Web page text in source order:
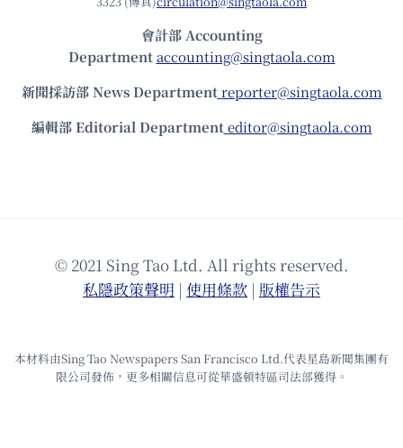
會計部 Accounting
Department accounting@singtaola.com
新聞採訪部 News Department reporter@singtaola.com
編輯部 Editorial Department editor@singtaola.com
© 2021 Sing Tao Ltd. All rights reserved.
私隱政策聲明 | 使⽤條款 | 版權告⽰
本材料由Sing Tao Newspapers San Francisco Ltd.代表星島新聞集團有
限公司發佈，更多相關信息可從華盛頓特區司法部獲得。